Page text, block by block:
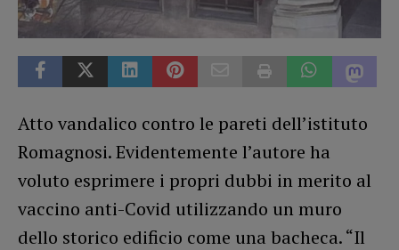
Atto vandalico contro le pareti dell’istituto
Romagnosi. Evidentemente l’autore ha
voluto esprimere i propri dubbi in merito al
vaccino anti-Covid utilizzando un muro
dello storico edificio come una bacheca. “Il